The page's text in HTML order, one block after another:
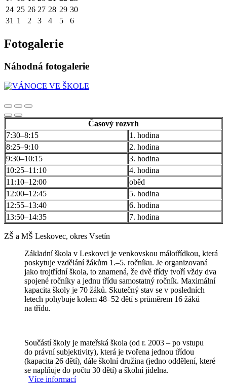
24 25 26 27 28 29 30
31 1 2 3 4 5 6
Fotogalerie
Náhodná fotogalerie
Časový rozvrh
7:30–8:15
1. hodina
8:25–9:10
2. hodina
9:30–10:15
3. hodina
10:25–11:10
4. hodina
11:10–12:00
oběd
12:00–12:45
5. hodina
12:55–13:40
6. hodina
13:50–14:35
7. hodina
ZŠ a MŠ Leskovec, okres Vsetín
Základní škola v Leskovci je venkovskou málotřídkou, která
poskytuje vzdělání žákům 1.–5. ročníku. Je organizovaná
jako trojtřídní škola, to znamená, že dvě třídy tvoří vždy dva
spojené ročníky a jednu třídu samostatný ročník. Maximální
kapacita školy je 70 žáků. Skutečný stav se v posledních
letech pohybuje kolem 48–52 dětí s průměrem 16 žáků
na třídu.
Součástí školy je mateřská škola (od r. 2003 – po vstupu
do právní subjektivity), která je tvořena jednou třídou
(kapacita 26 dětí), dále školní družina (jedno oddělení, které
se naplňuje do počtu 30 dětí) a školní jídelna.
Více informací